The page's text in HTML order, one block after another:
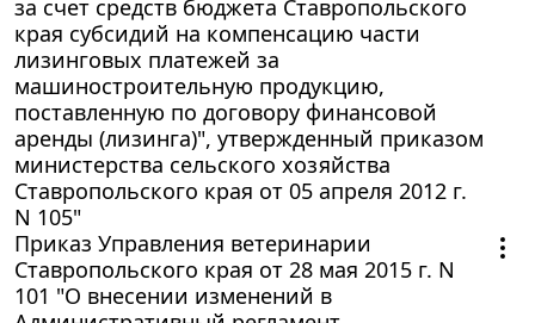
за счет средств бюджета Ставропольского
края субсидий на компенсацию части
лизинговых платежей за
машиностроительную продукцию,
поставленную по договору финансовой
аренды (лизинга)", утвержденный приказом
министерства сельского хозяйства
Ставропольского края от 05 апреля 2012 г.
N 105"
Приказ Управления ветеринарии
Ставропольского края от 28 мая 2015 г. N
101 "О внесении изменений в